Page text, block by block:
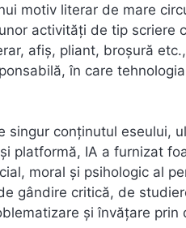
motiv literar de mare
activități de tip scriere
afiș, pliant, broșură
în care
singur conținutul eseului,
platformă, IA a furnizat
moral și psihologic al
gândire critică, de
și învățare prin